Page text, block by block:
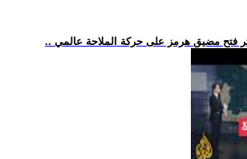
فتح مضيق هرمز على حركة الملاحة عالمي